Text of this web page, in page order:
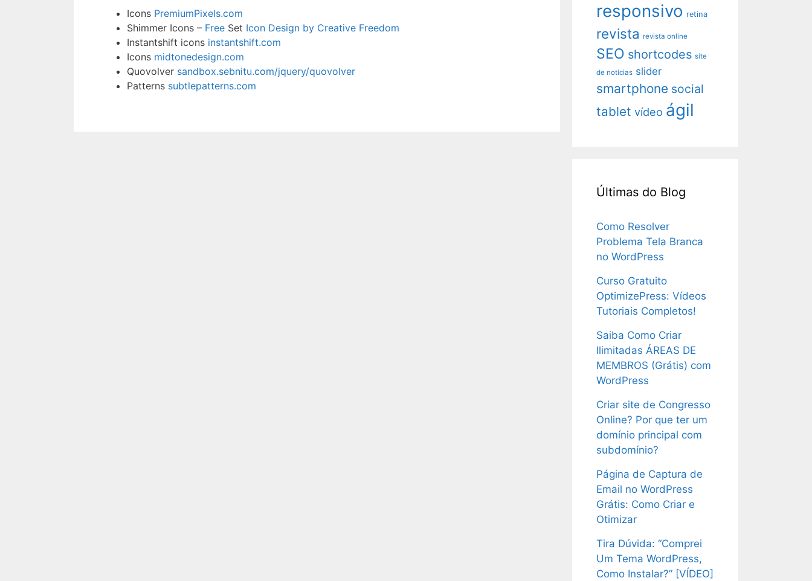
Icons PremiumPixels.com
Shimmer Icons – Free Set Icon Design by Creative Freedom
Instantshift icons instantshift.com
Icons midtonedesign.com
Quovolver sandbox.sebnitu.com/jquery/quovolver
Patterns subtlepatterns.com
responsivo retina
revista revista online
SEO shortcodes site
de notícias slider
smartphone social
tablet vídeo ágil
Últimas do Blog
Como Resolver
Problema Tela Branca
no WordPress
Curso Gratuito
OptimizePress: Vídeos
Tutoriais Completos!
Saiba Como Criar
Ilimitadas ÁREAS DE
MEMBROS (Grátis) com
WordPress
Criar site de Congresso
Online? Por que ter um
domínio principal com
subdomínio?
Página de Captura de
Email no WordPress
Grátis: Como Criar e
Otimizar
Tira Dúvida: “Comprei
Um Tema WordPress,
Como Instalar?” [VÍDEO]